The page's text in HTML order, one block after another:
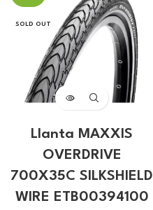
SOLD OUT
Llanta MAXXIS
OVERDRIVE
700X35C SILKSHIELD
WIRE ETB00394100